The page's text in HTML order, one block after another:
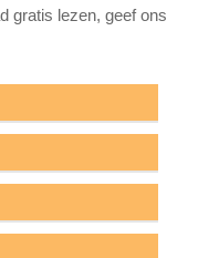
gratis lezen, geef ons